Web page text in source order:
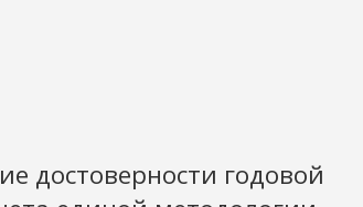
достоверности годовой